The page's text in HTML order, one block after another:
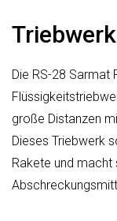
Triebwerk
Die RS-28 Sarmat
große Distanzen
Dieses Triebwerk
Rakete und macht